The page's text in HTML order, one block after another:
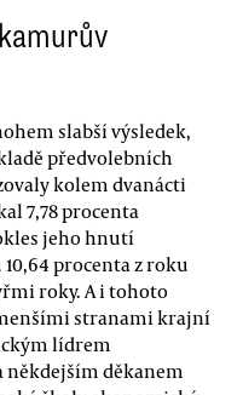
slabší výsledek,
předvolebních
kolem dvanácti
7,78 procenta
jeho hnutí
procenta z roku
roky. A i tohoto
stranami krajní
lídrem
někdejším děkanem